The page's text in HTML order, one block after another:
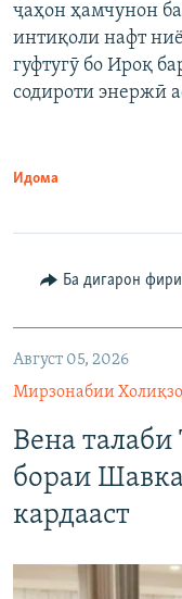
ҷаҳон ҳамчунон
интиқоли нафт
гуфтугӯ бо Ироқ
содироти энержӣ
Идома
Ба дигарон
Август 05, 2026
Мирзонабии
Вена
бораи
кардааст